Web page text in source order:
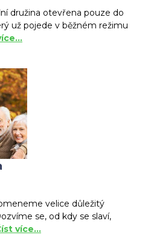
družina otevřena pouze do
už pojede v běžném režimu
velice důležitý
se, od kdy se slaví,
více…